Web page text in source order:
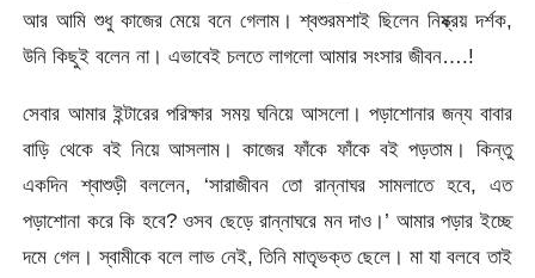
আর আমি শুধু কাজের মেয়ে বনে গেলাম। শ্বশুরমশাই ছিলেন নিষ্ক্রয় দর্শক,
উনি কিছুই বলেন না। এভাবেই চলতে লাগলো আমার সংসার জীবন….!
সেবার আমার ইন্টারের পরিক্ষার সময় ঘনিয়ে আসলো। পড়াশোনার জন্য বাবার
বাড়ি থেকে বই নিয়ে আসলাম। কাজের ফাঁকে ফাঁকে বই পড়তাম। কিন্তু
একদিন শ্বাশুড়ী বললেন, ‘সারাজীবন তো রান্নাঘর সামলাতে হবে, এত
পড়াশোনা করে কি হবে? ওসব ছেড়ে রান্নাঘরে মন দাও।’ আমার পড়ার ইচ্ছে
দমে গেল। স্বামীকে বলে লাভ নেই, তিনি মাতৃভক্ত ছেলে। মা যা বলবে তাই